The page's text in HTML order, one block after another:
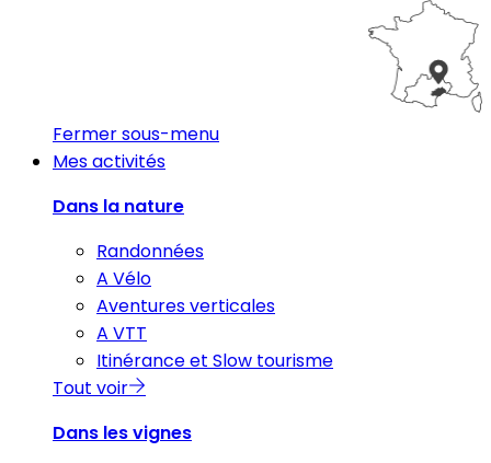
Fermer sous-menu
Mes activités
Dans la nature
Randonnées
A Vélo
Aventures verticales
A VTT
Itinérance et Slow tourisme
Tout voir
Dans les vignes